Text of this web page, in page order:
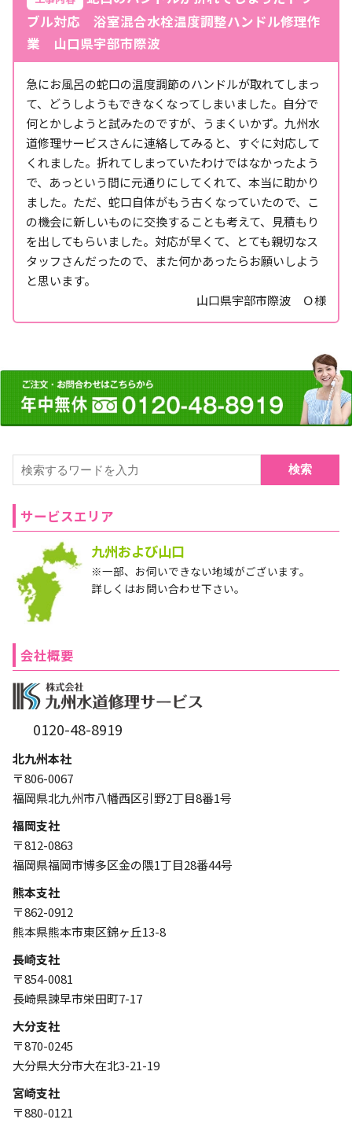
ブル対応 浴室混合水栓温度調整ハンドル修理作
業 山口県宇部市際波
急にお風呂の蛇口の温度調節のハンドルが取れてしまっ
て、どうしようもできなくなってしまいました。自分で
何とかしようと試みたのですが、うまくいかず。九州水
道修理サービスさんに連絡してみると、すぐに対応して
くれました。折れてしまっていたわけではなかったよう
で、あっという間に元通りにしてくれて、本当に助かり
ました。ただ、蛇口自体がもう古くなっていたので、こ
の機会に新しいものに交換することも考えて、見積もり
を出してもらいました。対応が早くて、とても親切なス
タッフさんだったので、また何かあったらお願いしよう
と思います。
山口県宇部市際波 Ｏ様
検索
サービスエリア
九州および山口
※一部、お伺いできない地域がございます。
詳しくはお問い合わせ下さい。
会社概要
0120-48-8919
北九州本社
〒806-0067
福岡県北九州市八幡西区引野2丁目8番1号
福岡支社
〒812-0863
福岡県福岡市博多区金の隈1丁目28番44号
熊本支社
〒862-0912
熊本県熊本市東区錦ヶ丘13-8
長崎支社
〒854-0081
長崎県諫早市栄田町7-17
大分支社
〒870-0245
大分県大分市大在北3-21-19
宮崎支社
〒880-0121